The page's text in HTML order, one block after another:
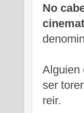
No
Alguien
ser
reir.